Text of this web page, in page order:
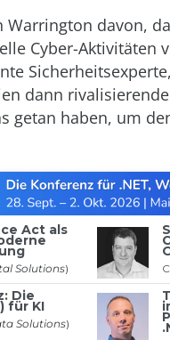
Warrington davon,
Cyber-Aktivitäten
dann
getan haben, um